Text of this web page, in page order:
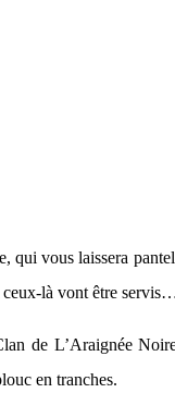
vous laissera
ceux-là vont être
de L’Araignée
en tranches.